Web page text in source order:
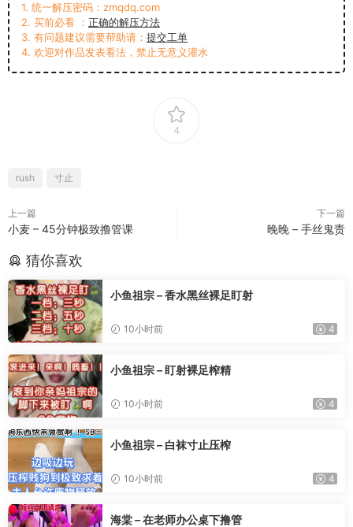
1. 统一解压密码：zmqdq.com
2. 买前必看 ： 正确的解压方法
3. 有问题建议需要帮助请： 提交工单
4. 欢迎对作品发表看法，禁止无意义灌水
4
rush 寸止
上一篇
小麦 – 45分钟极致撸管课
下一篇
晚晚 – 手丝鬼责
猜你喜欢
小鱼祖宗 – 香水黑丝裸足盯射
10小时前 4
小鱼祖宗 – 盯射裸足榨精
10小时前 4
小鱼祖宗 – 白袜寸止压榨
10小时前 4
海棠 – 在老师办公桌下撸管